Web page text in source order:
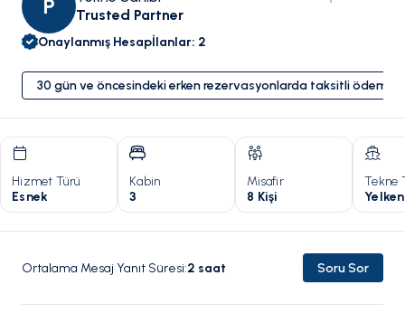
P
Trusted Partner
Onaylanmış Hesapİlanlar: 2
30 gün ve öncesindeki erken rezervasyonlarda taksitli ödeme
Hizmet Türü
Esnek
Kabin
3
Misafir
8 Kişi
Tekne
Ortalama Mesaj Yanıt Süresi:2 saat Soru Sor